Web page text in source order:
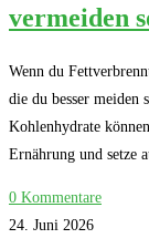
vermeiden
Wenn du
die du besser meiden
Kohlenhydrate
Ernährung und setze
0 Kommentare
24. Juni 2026